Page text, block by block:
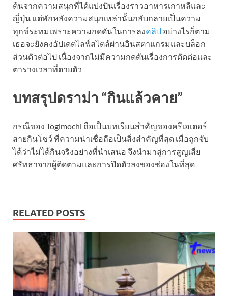
ต้นจากความสนุกที่ได้แบ่งปันเรื่องราวอาหารเกาหลีและ
ญี่ปุ่น แต่พักหลังความสนุกเหล่านั้นกลับกลายเป็นความ
ทุกข์ระทมเพราะความกดดันในการลงคลิป อย่างไรก็ตาม
เธอจะยังคงอัปเดตไลฟ์สไตล์ผ่านอินสตาแกรมและบล็อก
ส่วนตัวต่อไป เนื่องจากไม่มีความกดดันเรื่องการตัดต่อและ
ตารางเวลาที่ตายตัว
บทสรุปดราม่า “กินแล้วคาย”
กรณีของ Togimochi ถือเป็นบทเรียนสำคัญของครีเอเตอร์
สายกินโชว์ ที่ความน่าเชื่อถือเป็นสิ่งสำคัญที่สุด เมื่อถูกจับ
ได้ว่าไม่ได้กินจริงอย่างที่นำเสนอ จึงนำมาสู่การสูญเสีย
ศรัทธาจากผู้ติดตามและการปิดตัวลงของช่องในที่สุด
RELATED POSTS